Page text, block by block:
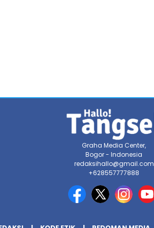
Graha Media Center,
Bogor - Indonesia
redaksihallo@gmail.com
+628557777888